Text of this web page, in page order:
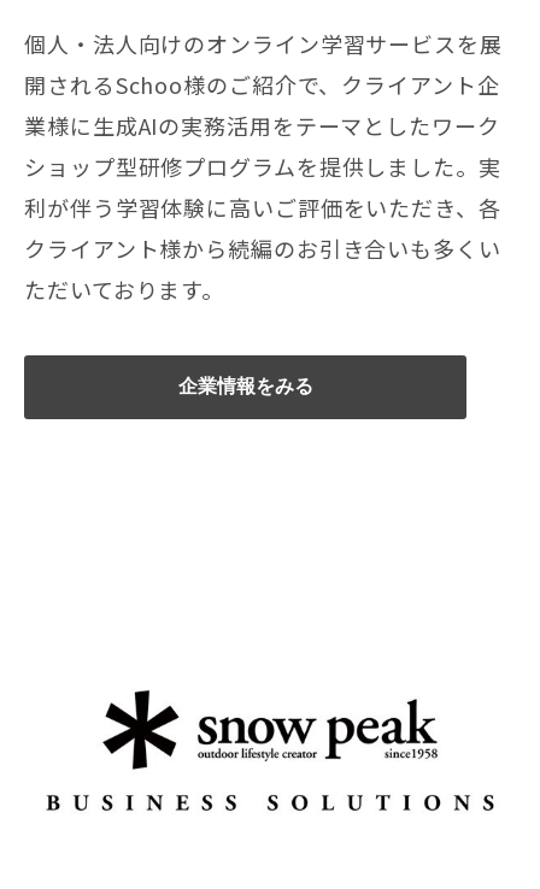
個人・法人向けのオンライン学習サービスを展
開されるSchoo様のご紹介で、クライアント企
業様に生成AIの実務活用をテーマとしたワーク
ショップ型研修プログラムを提供しました。実
利が伴う学習体験に高いご評価をいただき、各
クライアント様から続編のお引き合いも多くい
ただいております。
企業情報をみる